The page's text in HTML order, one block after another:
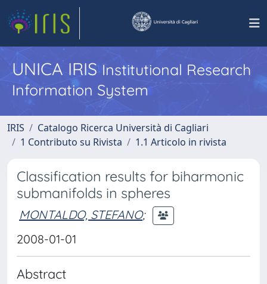
UNICA IRISInstitutional Research
Information System
IRIS
Catalogo Ricerca Università di Cagliari
1 Contributo su Rivista
1.1 Articolo in rivista
Classification results for biharmonic
submanifolds in spheres
MONTALDO, STEFANO;
2008-01-01
Abstract